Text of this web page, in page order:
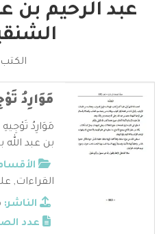
عبد الرحيم بن
الكتب 1
مَوَارِدُ
مَوَارِدُ تَوْجِيهِ
بن عبد
القراءات,
الناشر:
عدد